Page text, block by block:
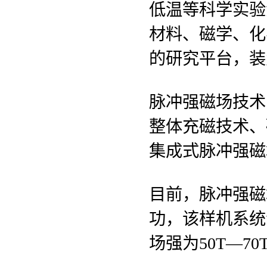
低温等科学实
材料、磁学、
的研究平台，
脉冲强磁场技
整体充磁技术
集成式脉冲强
目前，脉冲强
功，该样机系
场强为